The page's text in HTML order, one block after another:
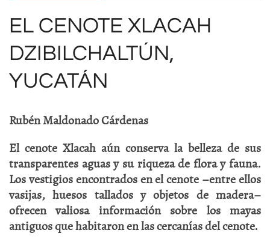
EL CENOTE XLACAH
DZIBILCHALTÚN,
YUCATÁN
Rubén Maldonado Cárdenas
El cenote Xlacah aún conserva la belleza de sus
transparentes aguas y su riqueza de flora y fauna.
Los vestigios encontrados en el cenote –entre ellos
vasijas, huesos tallados y objetos de madera–
ofrecen valiosa información sobre los mayas
antiguos que habitaron en las cercanías del cenote.